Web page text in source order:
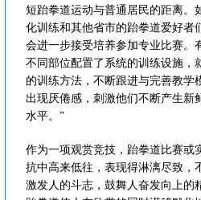
短跆拳道运动与普通居民的距离。
化训练和其他省市的跆拳道爱好者
会进一步接受培养参加专业比赛。
不同部位配置了系统的训练设施，
的训练方法，不断跟进与完善教学
出现厌倦感，刺激他们不断产生新
水平。”
作为一项观赏竞技，跆拳道比赛或
抗中高来低往，表现得淋漓尽致，
激发人的斗志，鼓舞人奋发向上的